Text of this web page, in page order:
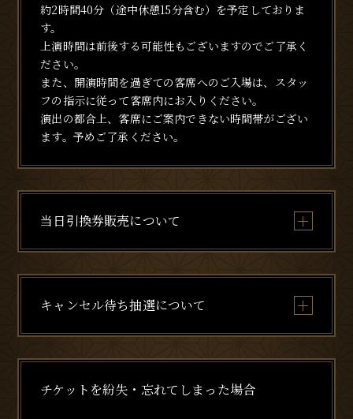
約2時間40分（途中休憩15分含む）を予定しておりま
す。
上演時間は前後する可能性もございますのでご了承く
ださい。
また、開演時間を過ぎての客席へのご入場は、スタッ
フの指示に従って客席内にお入りください。
演出の都合上、客席にご案内できない時間帯がござい
ます。予めご了承ください。
当日引換券販売について
キャンセル待ち抽選について
チケットを紛失・忘れてしまった場合